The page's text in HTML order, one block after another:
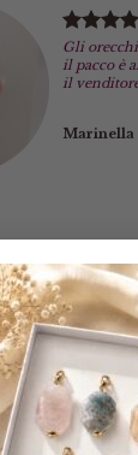
Gli
il pacco è
il
Marinella
Collane con